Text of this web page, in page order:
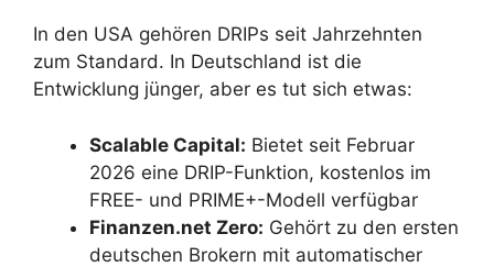
In den USA gehören DRIPs seit Jahrzehnten
zum Standard. In Deutschland ist die
Entwicklung jünger, aber es tut sich etwas:
Scalable Capital: Bietet seit Februar
2026 eine DRIP-Funktion, kostenlos im
FREE- und PRIME+-Modell verfügbar
Finanzen.net Zero: Gehört zu den ersten
deutschen Brokern mit automatischer